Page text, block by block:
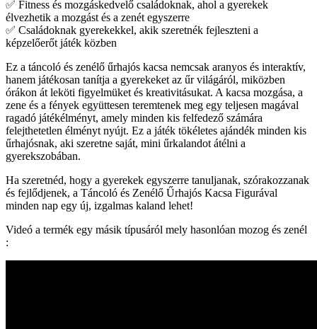
✅ Fitness és mozgáskedvelő családoknak, ahol a gyerekek
élvezhetik a mozgást és a zenét egyszerre
✅ Családoknak gyerekekkel, akik szeretnék fejleszteni a
képzelőerőt játék közben
Ez a táncoló és zenélő űrhajós kacsa nemcsak aranyos és interaktív,
hanem játékosan tanítja a gyerekeket az űr világáról, miközben
órákon át leköti figyelmüket és kreativitásukat. A kacsa mozgása, a
zene és a fények együttesen teremtenek meg egy teljesen magával
ragadó játékélményt, amely minden kis felfedező számára
felejthetetlen élményt nyújt. Ez a játék tökéletes ajándék minden kis
űrhajósnak, aki szeretne saját, mini űrkalandot átélni a
gyerekszobában.
Ha szeretnéd, hogy a gyerekek egyszerre tanuljanak, szórakozzanak
és fejlődjenek, a Táncoló és Zenélő Űrhajós Kacsa Figurával
minden nap egy új, izgalmas kaland lehet!
Videó a termék egy másik típusáról mely hasonlóan mozog és zenél
: